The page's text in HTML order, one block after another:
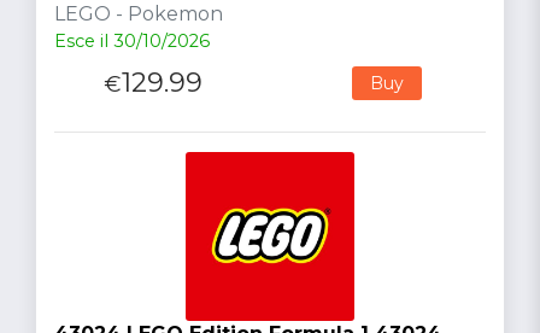
LEGO - Pokemon
Esce il 30/10/2026
€129.99 Buy